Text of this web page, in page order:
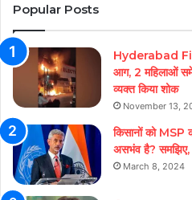
Popular Posts
Hyderabad
आग, 2 महिलाओं
व्यक्त किया शोक
November 13,
किसानों को MSP
असभंव है? समझिए,
March 8, 2024